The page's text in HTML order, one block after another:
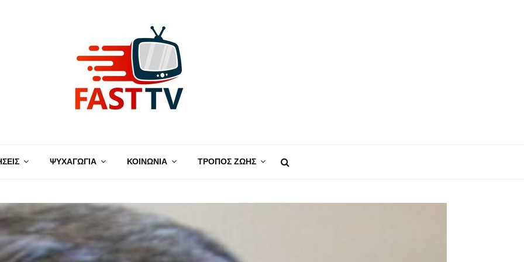
ΨΥΧΑΓΩΓΙΑ ΚΟΙΝΩΝΙΑ ΤΡΟΠΟΣ ΖΩΗΣ